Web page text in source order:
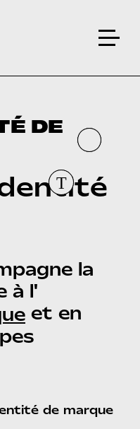
DE
la
à l'
et en
de marque